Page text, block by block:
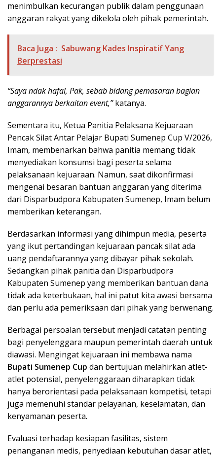
menimbulkan kecurangan publik dalam penggunaan
anggaran rakyat yang dikelola oleh pihak pemerintah.
Baca Juga : Sabuwang Kades Inspiratif Yang
Berprestasi
“Saya ndak hafal, Pak, sebab bidang pemasaran bagian
anggarannya berkaitan event,”katanya.
Sementara itu, Ketua Panitia Pelaksana Kejuaraan
Pencak Silat Antar Pelajar Bupati Sumenep Cup V/2026,
Imam, membenarkan bahwa panitia memang tidak
menyediakan konsumsi bagi peserta selama
pelaksanaan kejuaraan. Namun, saat dikonfirmasi
mengenai besaran bantuan anggaran yang diterima
dari Disparbudpora Kabupaten Sumenep, Imam belum
memberikan keterangan.
Berdasarkan informasi yang dihimpun media, peserta
yang ikut pertandingan kejuaraan pancak silat ada
uang pendaftarannya yang dibayar pihak sekolah.
Sedangkan pihak panitia dan Disparbudpora
Kabupaten Sumenep yang memberikan bantuan dana
tidak ada keterbukaan, hal ini patut kita awasi bersama
dan perlu ada pemeriksaan dari pihak yang berwenang.
Berbagai persoalan tersebut menjadi catatan penting
bagi penyelenggara maupun pemerintah daerah untuk
diawasi. Mengingat kejuaraan ini membawa nama
Bupati Sumenep Cup dan bertujuan melahirkan atlet-
atlet potensial, penyelenggaraan diharapkan tidak
hanya berorientasi pada pelaksanaan kompetisi, tetapi
juga memenuhi standar pelayanan, keselamatan, dan
kenyamanan peserta.
Evaluasi terhadap kesiapan fasilitas, sistem
penanganan medis, penyediaan kebutuhan dasar atlet,